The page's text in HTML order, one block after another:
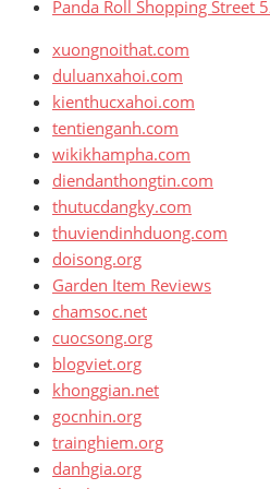
Panda Roll Shopping Street
xuongnoithat.com
duluanxahoi.com
kienthucxahoi.com
tentienganh.com
wikikhampha.com
diendanthongtin.com
thutucdangky.com
thuviendinhduong.com
doisong.org
Garden Item Reviews
chamsoc.net
cuocsong.org
blogviet.org
khonggian.net
gocnhin.org
trainghiem.org
danhgia.org